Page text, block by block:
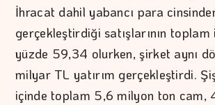
İhracat dahil yabancı para
gerçekleştirdiği satışlarının toplam
yüzde 59,34 olurken, şirket aynı
milyar TL yatırım gerçekleştirdi.
içinde toplam 5,6 milyon ton cam,